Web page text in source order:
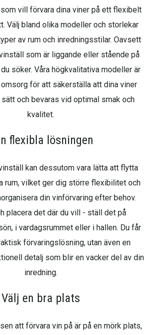
vill förvara dina viner på ett flexibelt
Välj bland olika modeller och storlekar
av rum och inredningsstilar. Oavsett
som är liggande eller stående på
söker. Våra högkvalitativa modeller är
för att säkerställa att dina viner
och bevaras vid optimal smak och
kvalitet.
flexibla lösningen
kan dessutom vara lätta att flytta
rum, vilket ger dig större flexibilitet och
din vinförvaring efter behov.
placera det där du vill - ställ det på
i vardagsrummet eller i hallen. Du får
förvaringslösning, utan även en
detalj som blir en vacker del av din
inredning.
Välj en bra plats
att förvara vin på är på en mörk plats,